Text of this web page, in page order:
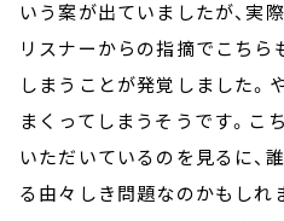
いう案が出ていましたが、実
リスナーからの指摘でこちら
しまうことが発覚しました。
まくってしまうそうです。こ
いただいているのを見るに、
る由々しき問題なのかもしれ